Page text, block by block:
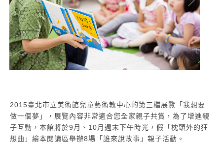
2015臺北市立美術館兒童藝術教中心的第三檔展覽「我想要
做一個夢」，展覽內容非常適合您全家親子共賞，為了增進親
子互動，本館將於9月、10月週末下午時光，假「枕頭外的狂
想曲」繪本閱讀區舉辦8場「誰來說故事」親子活動。